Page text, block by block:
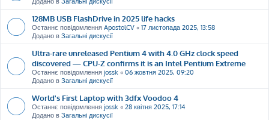
128MB USB FlashDrive in 2025 life hacks
Останнє повідомлення ApostolCV « 17 листопада 2025, 13:58
Додано в Загальні дискусії
Ultra-rare unreleased Pentium 4 with 4.0 GHz clock speed
discovered — CPU-Z confirms it is an Intel Pentium Extreme
Останнє повідомлення jossk « 06 жовтня 2025, 09:20
Додано в Загальні дискусії
World's First Laptop with 3dfx Voodoo 4
Останнє повідомлення jossk « 28 квітня 2025, 17:14
Додано в Загальні дискусії